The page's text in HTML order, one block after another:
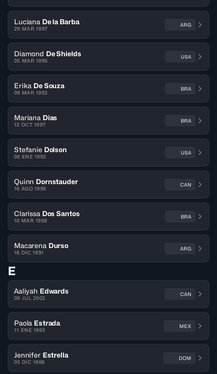
Luciana De la Barba
29 MAR 1997
ARG
Diamond De Shields
05 MAR 1995
USA
Erika De Souza
09 MAR 1982
BRA
Mariana Dias
12 OCT 1997
BRA
Stefanie Dolson
08 ENE 1992
USA
Quinn Dornstauder
16 AGO 1995
CAN
Clarissa Dos Santos
10 MAR 1988
BRA
Macarena Durso
16 DIC 1991
ARG
E
Aaliyah Edwards
09 JUL 2002
CAN
Paola Estrada
11 ENE 1993
MEX
Jennifer Estrella
03 DIC 1986
DOM